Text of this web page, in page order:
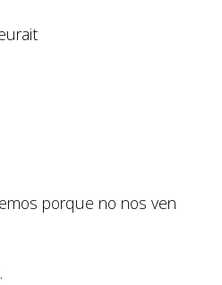
porque no nos ven